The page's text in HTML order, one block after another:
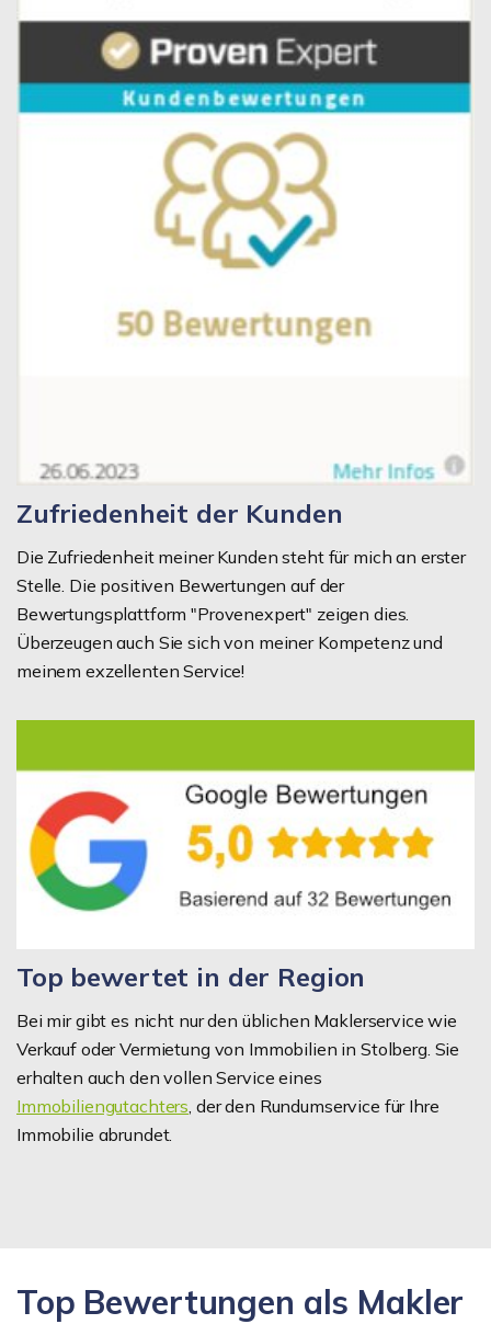
Zufriedenheit der Kunden
Die Zufriedenheit meiner Kunden steht für mich an erster
Stelle. Die positiven Bewertungen auf der
Bewertungsplattform "Provenexpert" zeigen dies.
Überzeugen auch Sie sich von meiner Kompetenz und
meinem exzellenten Service!
Top bewertet in der Region
Bei mir gibt es nicht nur den üblichen Maklerservice wie
Verkauf oder Vermietung von Immobilien in Stolberg. Sie
erhalten auch den vollen Service eines
Immobiliengutachters, der den Rundumservice für Ihre
Immobilie abrundet.
Top Bewertungen als Makler